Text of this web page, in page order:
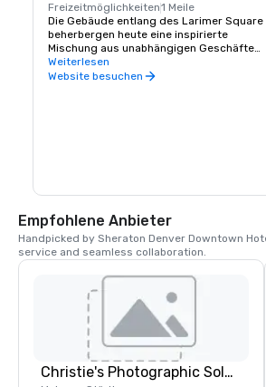
Freizeitmöglichkeiten1 Meile
Die Gebäude entlang des Larimer Square
beherbergen heute eine inspirierte
Mischung aus unabhängigen Geschäften,
von Köchen betriebenen Restaurants,
lebhaften Bars sowie Wellness- und
Weiterlesen
Website besuchen
Empfohlene Anbieter
Handpicked by Sheraton Denver Downtown
service and seamless collaboration.
Christie's Photographic Solutions